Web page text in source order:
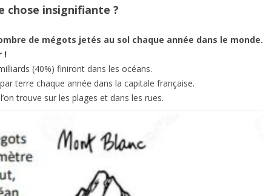
chose insignifiante ?
de mégots jetés au sol chaque année dans le monde.
!
(40%) finiront dans les océans.
terre chaque année dans la capitale française.
trouve sur les plages et dans les rues.